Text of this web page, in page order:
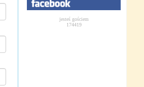
jesteś gościem
174419